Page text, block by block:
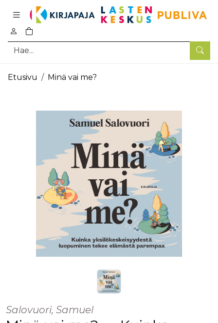
Hae
0
tuotetta ostoskorissa
Pääsisältö
Etusivu Minä vai me?
Salovuori, Samuel